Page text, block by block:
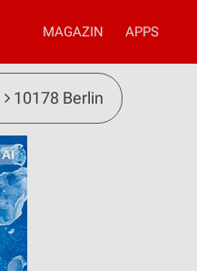
MAGAZIN APPS
10178 Berlin